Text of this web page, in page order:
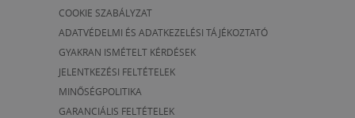
COOKIE SZABÁLYZAT
ADATVÉDELMI ÉS ADATKEZELÉSI TÁJÉKOZTATÓ
GYAKRAN ISMÉTELT KÉRDÉSEK
JELENTKEZÉSI FELTÉTELEK
MINŐSÉGPOLITIKA
GARANCIÁLIS FELTÉTELEK